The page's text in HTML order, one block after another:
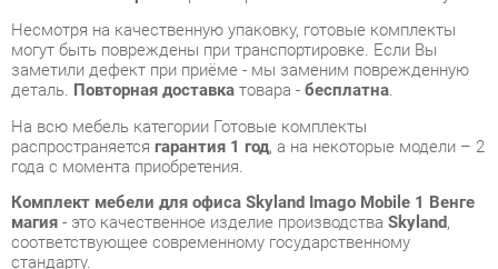
На всю мебель категории Готовые комплекты
распространяетсягарантия 1 год, а на некоторые модели – 2
года с момента приобретения.
Комплект мебели для офиса Skyland Imago Mobile 1 Венге
магия - это качественное изделие производства
соответствующее современному государственному
стандарту.
будем рады, если вы оставите отзыв об опыте его
использования, который поможет сориентироваться нашим
будущим покупателям.